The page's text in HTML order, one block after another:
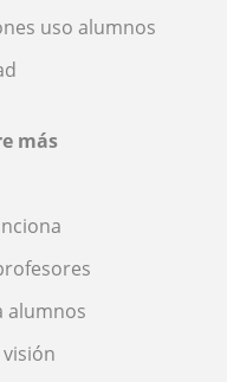
uso alumnos
más
alumnos